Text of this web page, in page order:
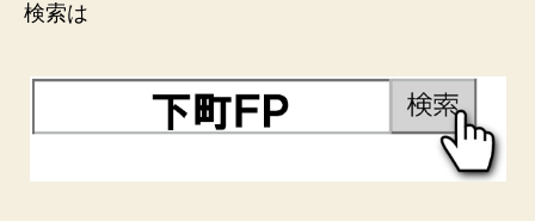
検索は